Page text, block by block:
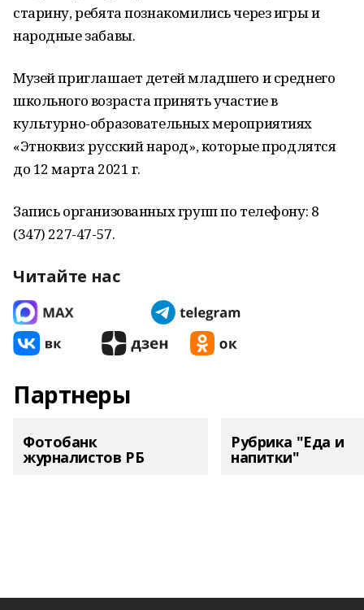
старину, ребята познакомились через игры и
народные забавы.
Музей приглашает детей младшего и среднего
школьного возраста принять участие в
культурно-образовательных мероприятиях
«Этноквиз: русский народ», которые продлятся
до 12 марта 2021 г.
Запись организованных групп по телефону: 8
(347) 227-47-57.
Читайте нас
Партнеры
Фотобанк
журналистов РБ
Рубрика "Еда и
напитки"